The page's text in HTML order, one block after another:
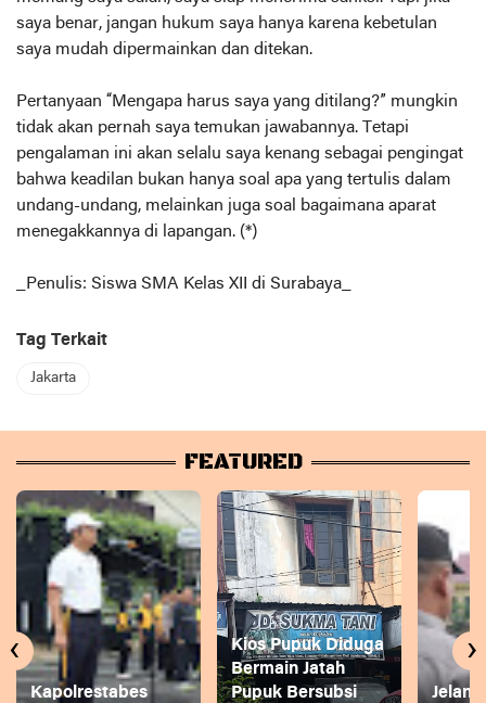
saya benar, jangan hukum saya hanya karena kebetulan
saya mudah dipermainkan dan ditekan.
Pertanyaan “Mengapa harus saya yang ditilang?” mungkin
tidak akan pernah saya temukan jawabannya. Tetapi
pengalaman ini akan selalu saya kenang sebagai pengingat
bahwa keadilan bukan hanya soal apa yang tertulis dalam
undang-undang, melainkan juga soal bagaimana aparat
menegakkannya di lapangan. (*)
_Penulis: Siswa SMA Kelas XII di Surabaya_
Tag Terkait
Jakarta
FEATURED
Kapolrestabes
Kios Pupuk Diduga
Bermain Jatah
Pupuk Bersubsi
‹ ›